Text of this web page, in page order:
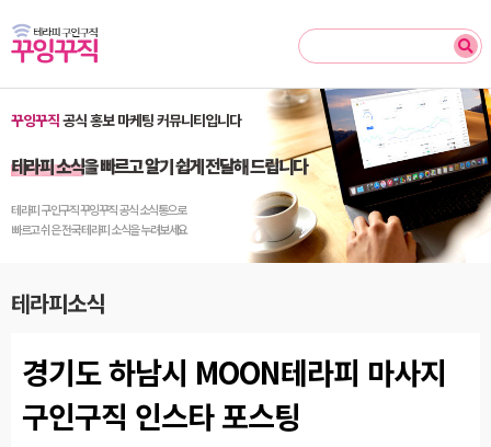
꾸잉꾸직공식 홍보 마케팅 커뮤니티입니다
테라피 소식을 빠르고 알기 쉽게 전달해 드립니다
테라피 구인구직 꾸잉꾸직 공식 소식통으로
빠르고 쉬은 전국 테라피 소식을 누려보세요
테라피소식
경기도 하남시 MOON테라피 마사지
구인구직 인스타 포스팅
Close